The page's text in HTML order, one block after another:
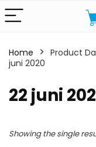
Home Product
juni 2020
22 juni
Showing the single